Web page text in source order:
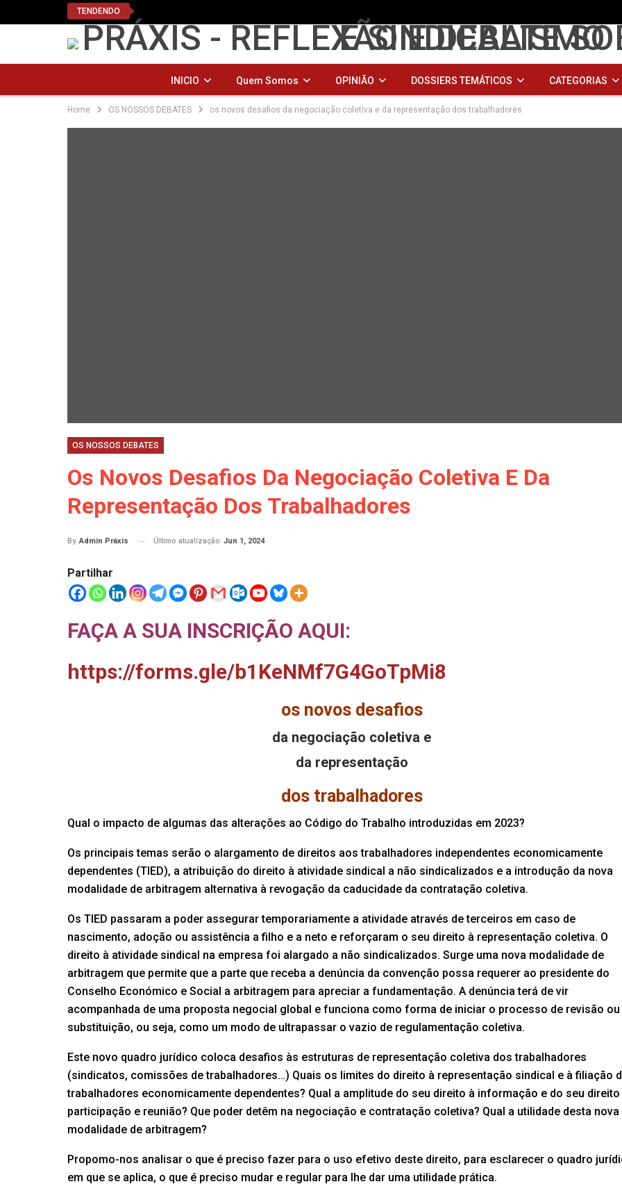
TENDENDO
INICIO Quem Somos OPINIÃO DOSSIERS TEMÁTICOS CATEGORIAS
PODCAST PRÁXIS ARQUIVO Links Úteis Sample Page
Home OS NOSSOS DEBATES os novos desafios da negociação coletiva e da representação dos trabalhadores
OS NOSSOS DEBATES
Os Novos Desafios Da Negociação Coletiva E Da
Representação Dos Trabalhadores
By Admin Práxis Último atualização Jun 1, 2024
Partilhar
FAÇA A SUA INSCRIÇÃO AQUI:
https://forms.gle/b1KeNMf7G4GoTpMi8
os novos desafios
da negociação coletiva e
da representação
dos trabalhadores
Qual o impacto de algumas das alterações ao Código do Trabalho introduzidas em 2023?
Os principais temas serão o alargamento de direitos aos trabalhadores independentes economicamente
dependentes (TIED), a atribuição do direito à atividade sindical a não sindicalizados e a introdução da nova
modalidade de arbitragem alternativa à revogação da caducidade da contratação coletiva.
Os TIED passaram a poder assegurar temporariamente a atividade através de terceiros em caso de
nascimento, adoção ou assistência a filho e a neto e reforçaram o seu direito à representação coletiva. O
direito à atividade sindical na empresa foi alargado a não sindicalizados. Surge uma nova modalidade de
arbitragem que permite que a parte que receba a denúncia da convenção possa requerer ao presidente do
Conselho Económico e Social a arbitragem para apreciar a fundamentação. A denúncia terá de vir
acompanhada de uma proposta negocial global e funciona como forma de iniciar o processo de revisão ou
substituição, ou seja, como um modo de ultrapassar o vazio de regulamentação coletiva.
Este novo quadro jurídico coloca desafios às estruturas de representação coletiva dos trabalhadores
(sindicatos, comissões de trabalhadores…) Quais os limites do direito à representação sindical e à filiação
trabalhadores economicamente dependentes? Qual a amplitude do seu direito à informação e do seu direito
participação e reunião? Que poder detêm na negociação e contratação coletiva? Qual a utilidade desta nova
modalidade de arbitragem?
Propomo-nos analisar o que é preciso fazer para o uso efetivo deste direito, para esclarecer o quadro
em que se aplica, o que é preciso mudar e regular para lhe dar uma utilidade prática.